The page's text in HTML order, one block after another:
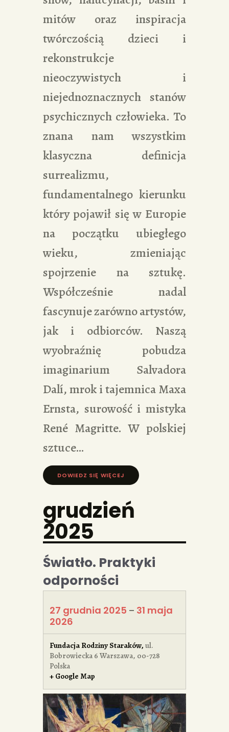
mitów oraz inspiracja
twórczością dzieci i
rekonstrukcje
nieoczywistych i
niejednoznacznych stanów
psychicznych człowieka. To
znana nam wszystkim
klasyczna definicja
surrealizmu,
fundamentalnego kierunku
który pojawił się w Europie
na początku ubiegłego
wieku, zmieniając
spojrzenie na sztukę.
Współcześnie nadal
fascynuje zarówno artystów,
jak i odbiorców. Naszą
wyobraźnię pobudza
imaginarium Salvadora
Dalí, mrok i tajemnica Maxa
Ernsta, surowość i mistyka
René Magritte. W polskiej
sztuce…
DOWIEDZ SIĘ WIĘCEJ »
grudzień
2025
Światło. Praktyki
odporności
27 grudnia 2025 – 31 maja
2026
Fundacja Rodziny Staraków, ul.
Bobrowiecka 6 Warszawa, 00-728
Polska
+ Google Map